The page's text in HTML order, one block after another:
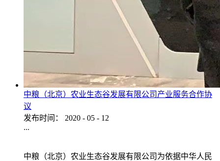
中粮（北京）农业生态谷发展有限公司产业服务合作协
议
发布时间：
2020 - 05 - 12
...
中粮（北京）农业生态谷发展有限公司为依据中华人民